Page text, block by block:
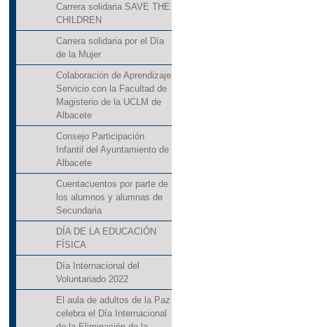
Carrera solidaria SAVE THE
CHILDREN
Carrera solidaria por el Día
de la Mujer
Colaboración de Aprendizaje
Servicio con la Facultad de
Magisterio de la UCLM de
Albacete
Consejo Participación
Infantil del Ayuntamiento de
Albacete
Cuentacuentos por parte de
los alumnos y alumnas de
Secundaria
DÍA DE LA EDUCACIÓN
FÍSICA
Día Internacional del
Voluntariado 2022
El aula de adultos de la Paz
celebra el Día Internacional